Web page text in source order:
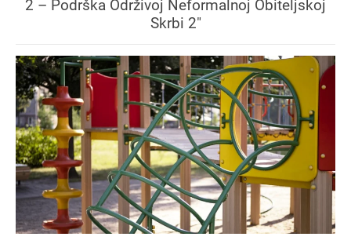
2 – Podrška Održivoj Neformalnoj Obiteljskoj
Skrbi 2"